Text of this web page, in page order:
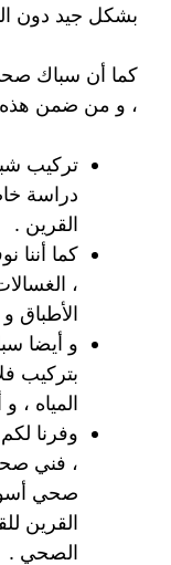
بشكل جيد دون
كما أن سباك
، و من ضمن هذه
تركيب
دراسة
القرين .
كما أننا
،
الأطباق
و أيضا
بتركيب
المياه ،
وفرنا
، فني
صحي
القرين
الصحي .